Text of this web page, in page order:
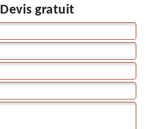
Devis gratuit